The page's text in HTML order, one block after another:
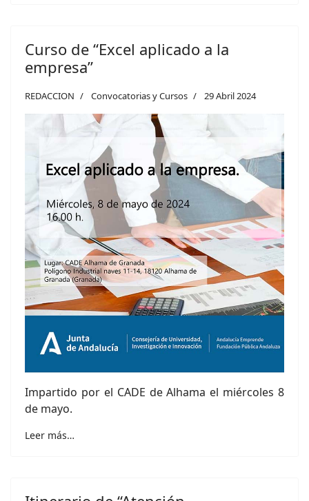
Curso de “Excel aplicado a la
empresa”
REDACCION Convocatorias y Cursos 29 Abril 2024
Impartido por el CADE de Alhama el miércoles 8
de mayo.
Leer más…